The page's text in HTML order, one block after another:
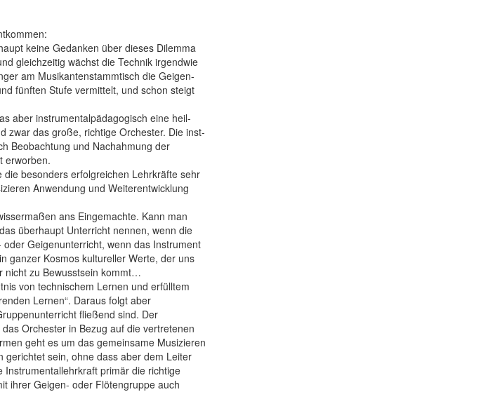
keine Gedanken über dieses Dilemma
gleichzeitig wächst die Technik irgendwie
am Musikantenstammtisch die Geigen-
fünften Stufe vermittelt, und schon steigt
aber instrumentalpädagogisch eine heil­
zwar das große, richtige Orchester. Die inst­
Beobachtung und Nachahmung der
erworben.
beson­ders erfolgreichen Lehrkräfte sehr
Anwendung und Weiterentwicklung
ans Eingemachte. Kann man
überhaupt Unterricht nennen, wenn die
Geigenunterricht, wenn das Instrument
ganzer Kosmos kultureller Werte, der uns
nicht zu Bewusstsein kommt…
von technischem Lernen und erfülltem
Lernen“. Daraus folgt aber
fließend sind. Der
Orchester in Bezug auf die vertretenen
geht es um das gemeinsame Musizieren
sein, ohne dass aber dem Leiter
primär die richtige
ihrer Geigen- oder Flötengruppe auch